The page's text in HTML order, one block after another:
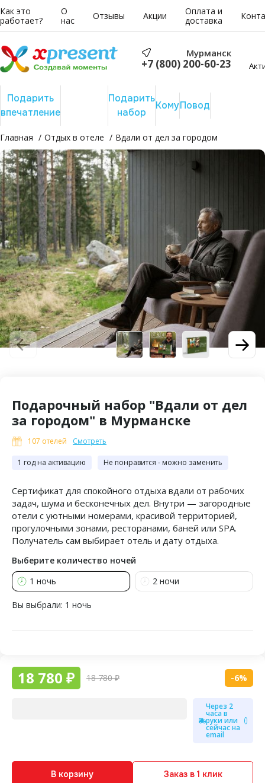
Как это
работает?
О
нас
Отзывы Акции
Оплата и
доставка
Мурманск
+7 (800) 200-60-23
Подарить
впечатление
Подарить
набор
КомуПовод
Главная Отдых в отеле Вдали от дел за городом
2-й сертификат
Пять звезд и более пятисот
Подарочный набор "Вдали от дел
за городом" в Мурманске
107 отелей Смотреть
1 год на активацию Не понравится - можно заменить
Сертификат для спокойного отдыха вдали от рабочих
задач, шума и бесконечных дел. Внутри — загородные
отели с уютными номерами, красивой территорией,
прогулочными зонами, ресторанами, баней или SPA.
Получатель сам выбирает отель и дату отдыха.
Выберите количество ночей
1 ночь
2 ночи
Вы выбрали: 1 ночь
18 780 ₽ 18 780 ₽ -6%
Через 2
часа в
руки или
сейчас на
email
В корзину Заказ в 1 клик